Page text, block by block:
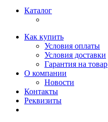
Каталог
Как купить
Условия оплаты
Условия доставки
Гарантия на товар
О компании
Новости
Контакты
Реквизиты